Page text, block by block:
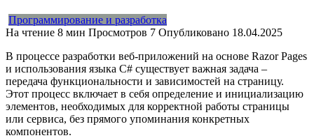
Программирование и разработка
На чтение 8 мин Просмотров 7 Опубликовано 18.04.2025
В процессе разработки веб-приложений на основе Razor Pages
и использования языка C# существует важная задача –
передача функциональности и зависимостей на страницу.
Этот процесс включает в себя определение и инициализацию
элементов, необходимых для корректной работы страницы
или сервиса, без прямого упоминания конкретных
компонентов.